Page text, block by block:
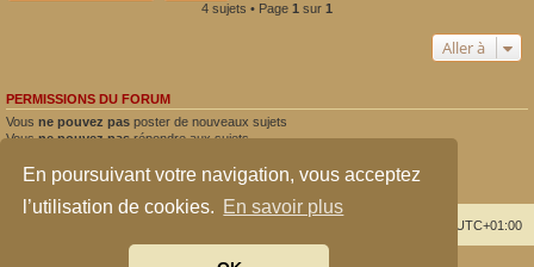
En poursuivant votre navigation, vous acceptez
l’utilisation de cookies. En savoir plus
4 sujets • Page 1 sur 1
Aller à
PERMISSIONS DU FORUM
Vous ne pouvez pas poster de nouveaux sujets
Vousne pouvez pasrépondre aux sujets
Vousne pouvez passupprimer vos messages
ne pouvez pas joindre des fichiers
UTC+01:00